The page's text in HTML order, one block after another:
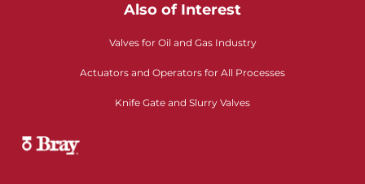
Also of Interest
Valves for Oil and Gas Industry
Actuators and Operators for All Processes
Knife Gate and Slurry Valves